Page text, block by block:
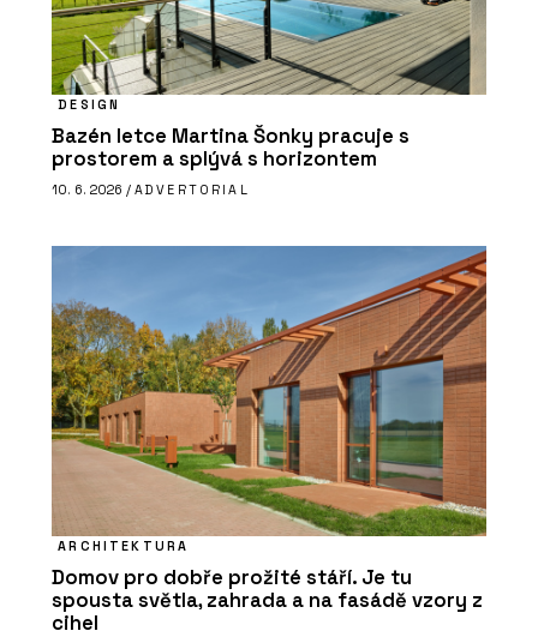
DESIGN
Bazén letce Martina Šonky pracuje s
prostorem a splývá s horizontem
10. 6. 2026 / ADVERTORIAL
ARCHITEKTURA
Domov pro dobře prožité stáří. Je tu
spousta světla, zahrada a na fasádě vzory z
cihel